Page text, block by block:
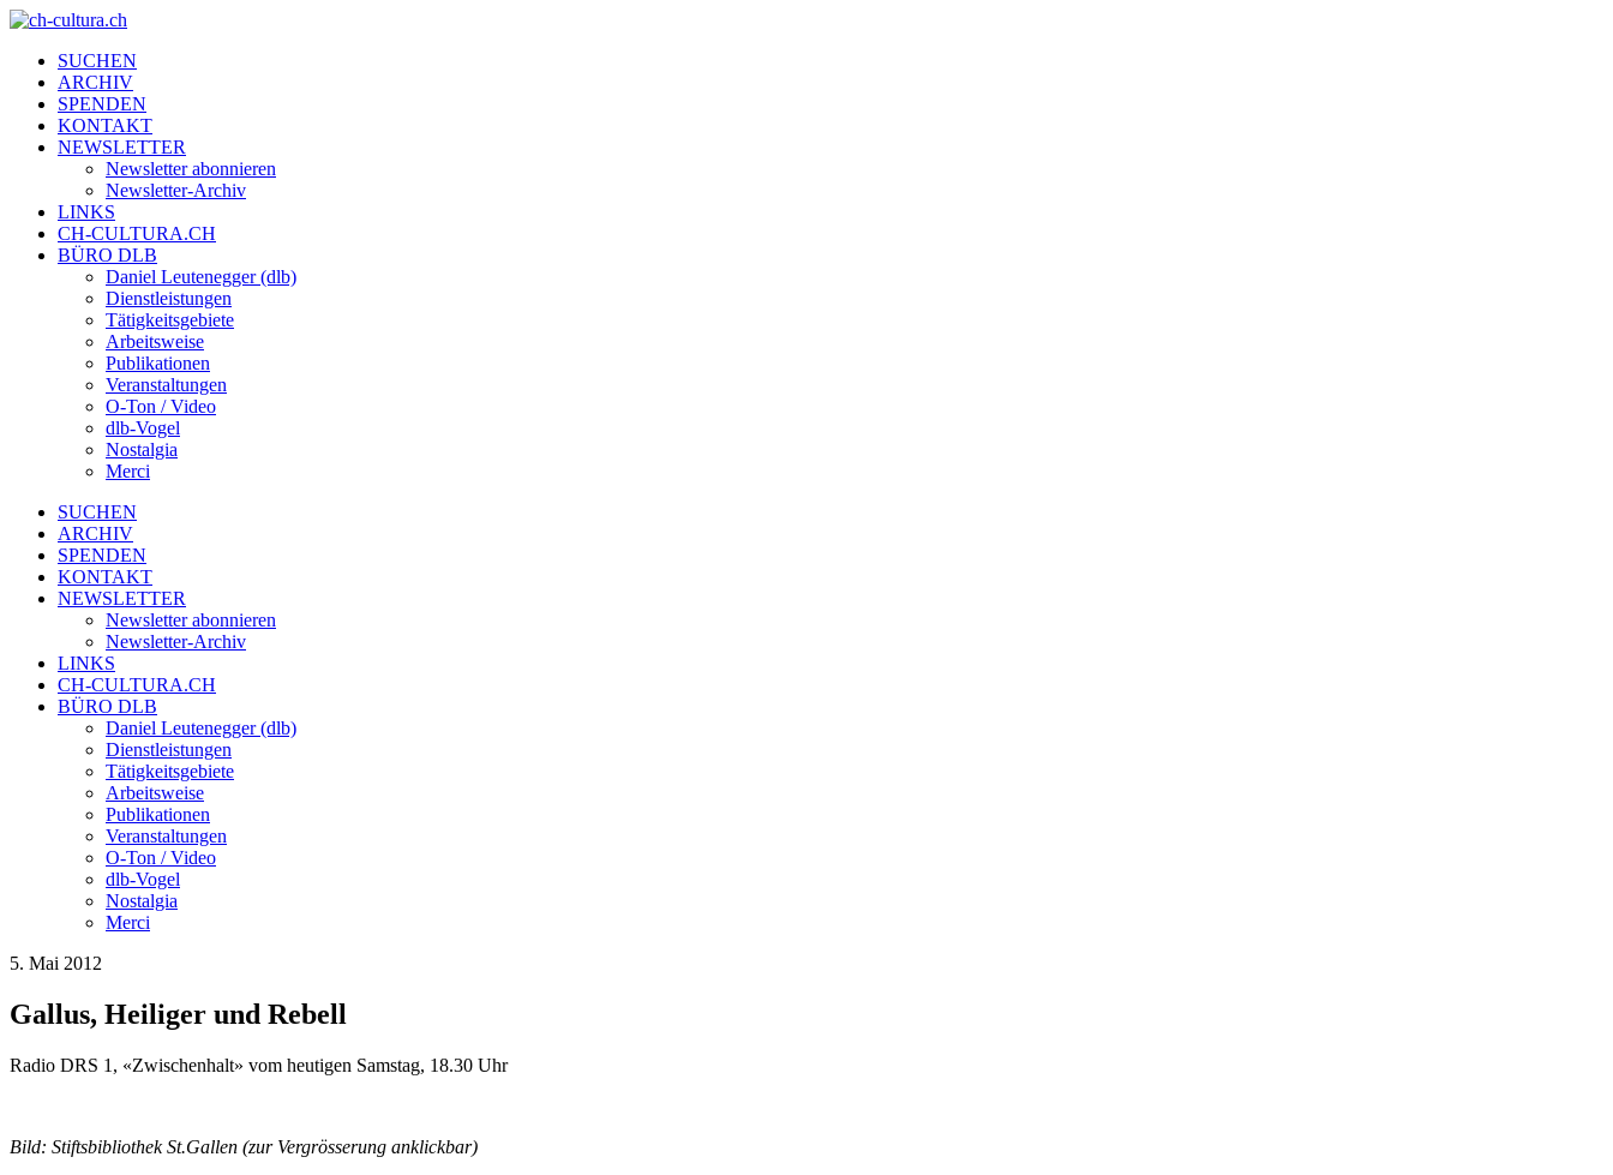
SUCHEN
ARCHIV
SPENDEN
KONTAKT
NEWSLETTER
Newsletter abonnieren
Newsletter-Archiv
LINKS
CH-CULTURA.CH
BÜRO DLB
Daniel Leutenegger (dlb)
Dienstleistungen
Tätigkeitsgebiete
Arbeitsweise
Publikationen
Veranstaltungen
O-Ton / Video
dlb-Vogel
Nostalgia
Merci
SUCHEN
ARCHIV
SPENDEN
KONTAKT
NEWSLETTER
Newsletter abonnieren
Newsletter-Archiv
LINKS
CH-CULTURA.CH
BÜRO DLB
Daniel Leutenegger (dlb)
Dienstleistungen
Tätigkeitsgebiete
Arbeitsweise
Publikationen
Veranstaltungen
O-Ton / Video
dlb-Vogel
Nostalgia
Merci
5. Mai 2012
Gallus, Heiliger und Rebell
Radio DRS 1, «Zwischenhalt» vom heutigen Samstag, 18.30 Uhr
Bild: Stiftsbibliothek St.Gallen (zur Vergrösserung anklickbar)